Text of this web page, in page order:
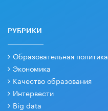
РУБРИКИ
Образовательная политика
Экономика
Качество образования
Интервести
Big data